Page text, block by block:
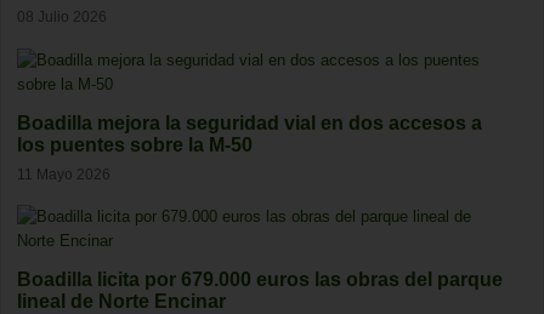
08 Julio 2026
Boadilla mejora la seguridad vial en dos accesos a
los puentes sobre la M-50
11 Mayo 2026
Boadilla licita por 679.000 euros las obras del parque
lineal de Norte Encinar